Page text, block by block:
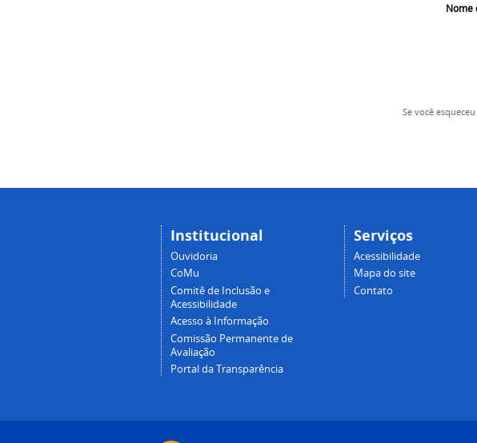
Nome
Se você
Institucional
Ouvidoria
CoMu
Comitê de Inclusão e
Acessibilidade
Acesso à Informação
Comissão Permanente de
Avaliação
Portal da Transparência
Serviços
Acessibilidade
Mapa do site
Contato